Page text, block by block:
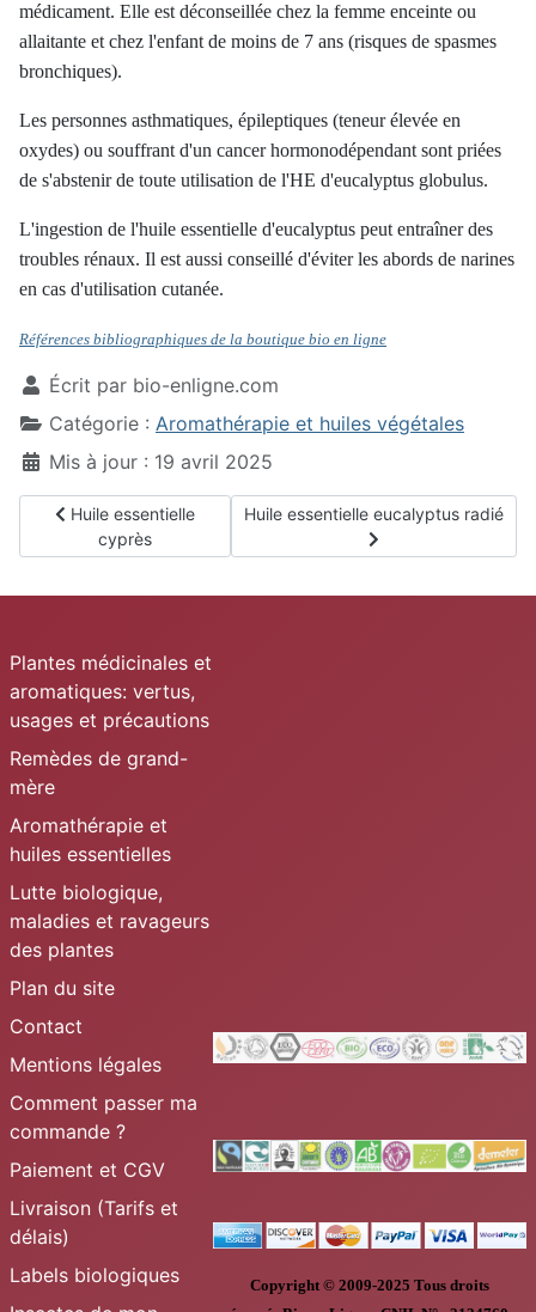
médicament. Elle est déconseillée chez la femme enceinte ou
allaitante et chez l'enfant de moins de 7 ans (risques de spasmes
bronchiques).
Les personnes asthmatiques, épileptiques (teneur élevée en
oxydes) ou souffrant d'un cancer hormonodépendant sont priées
de s'abstenir de toute utilisation de l'HE d'eucalyptus globulus.
L'ingestion de l'huile essentielle d'eucalyptus peut entraîner des
troubles rénaux. Il est aussi conseillé d'éviter les abords de narines
en cas d'utilisation cutanée.
Références bibliographiques de la boutique bio en ligne
Écrit par bio-enligne.com
Catégorie : Aromathérapie et huiles végétales
Mis à jour : 19 avril 2025
Article précédent : Huile essentielle cyprès
Huile essentielle
cyprès
Article suivant : Huile essentielle
Huile essentielle eucalyptus radié
Plantes médicinales et
aromatiques: vertus,
usages et précautions
Remèdes de grand-
mère
Aromathérapie et
huiles essentielles
Lutte biologique,
maladies et ravageurs
des plantes
Plan du site
Contact
Mentions légales
Comment passer ma
commande ?
Paiement et CGV
Livraison (Tarifs et
délais)
Labels biologiques
Copyright © 2009-2025 Tous droits